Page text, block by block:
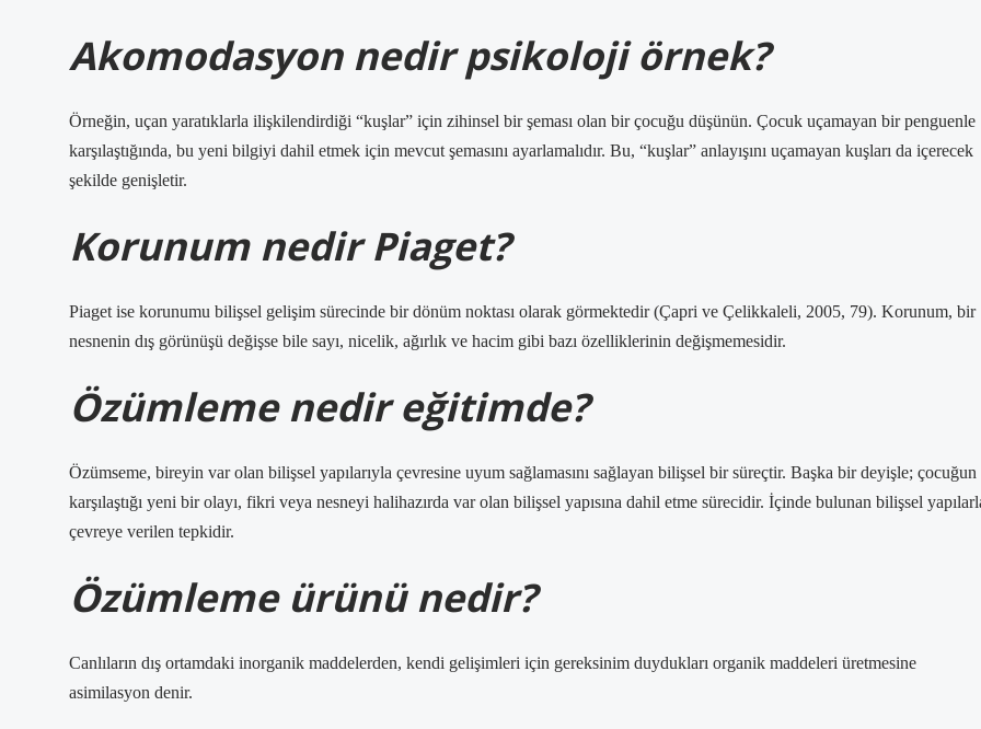
Akomodasyon nedir psikoloji örnek?
Örneğin, uçan yaratıklarla ilişkilendirdiği “kuşlar” için zihinsel bir şeması olan bir çocuğu düşünün. Çocuk uçamayan bir penguenle
karşılaştığında, bu yeni bilgiyi dahil etmek için mevcut şemasını ayarlamalıdır. Bu, “kuşlar” anlayışını uçamayan kuşları da içerecek
şekilde genişletir.
Korunum nedir Piaget?
Piaget ise korunumu bilişsel gelişim sürecinde bir dönüm noktası olarak görmektedir (Çapri ve Çelikkaleli, 2005, 79). Korunum, bir
nesnenin dış görünüşü değişse bile sayı, nicelik, ağırlık ve hacim gibi bazı özelliklerinin değişmemesidir.
Özümleme nedir eğitimde?
Özümseme, bireyin var olan bilişsel yapılarıyla çevresine uyum sağlamasını sağlayan bilişsel bir süreçtir. Başka bir deyişle; çocuğun
karşılaştığı yeni bir olayı, fikri veya nesneyi halihazırda var olan bilişsel yapısına dahil etme sürecidir. İçinde bulunan bilişsel
çevreye verilen tepkidir.
Özümleme ürünü nedir?
Canlıların dış ortamdaki inorganik maddelerden, kendi gelişimleri için gereksinim duydukları organik maddeleri üretmesine
asimilasyon denir.